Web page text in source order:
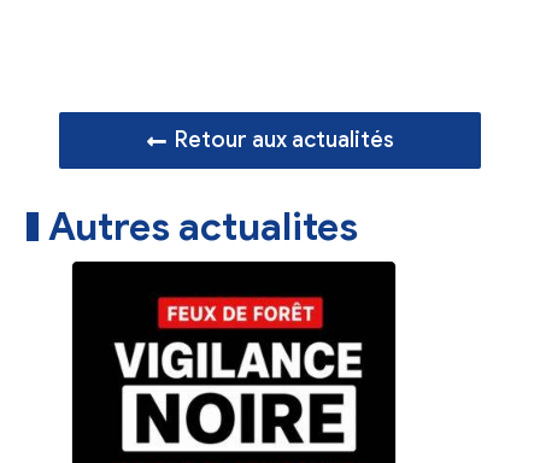
Retour aux actualités
Autres actualites